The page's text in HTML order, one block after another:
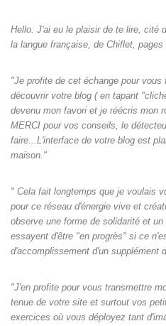
Hello. J'ai eu le plaisir de te lire, cité
la langue française, de Chiflet,
"Je profite de cet échange pour vous
découvrir votre blog ( en tapant
devenu mon favori et je réécris mon
MERCI pour vos conseils, le
faire...L'interface de votre blog est
maison."
" Cela fait longtemps que je voulais
pour ce réseau d'énergie vive et
observe une forme de solidarité et
essayent d'être "en progrès" si ce
d'accomplissement d'un supplément
"J'en profite pour vous transmettre
tenue de votre site et surtout vos
exercices où vous déployez tant